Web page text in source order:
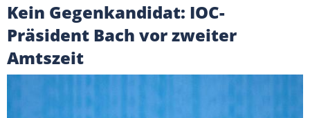
Kein Gegenkandidat: IOC-
Präsident Bach vor zweiter
Amtszeit